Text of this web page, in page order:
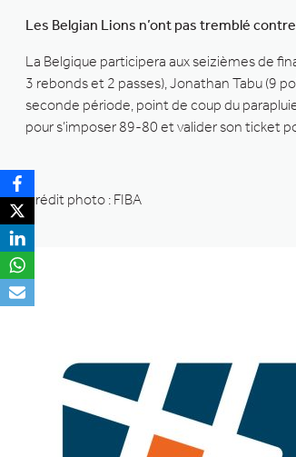
Les Belgian Lions n’ont pas tremblé
La Belgique participera aux seizièmes de
3 rebonds et 2 passes), Jonathan Tabu (9
seconde période, point de coup du
pour s’imposer 89-80 et valider son ticket
Crédit photo : FIBA